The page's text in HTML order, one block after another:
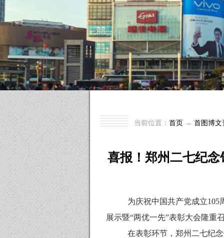
当前位置： 首页 → 首图博文
喜报！郑州二七纪
为庆祝中国共产党成立105
展示暨“两优一先”表彰大会隆重
在表彰环节，郑州二七纪